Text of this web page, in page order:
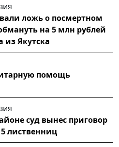
ложь о посмертном
на 5 млн рублей
из Якутска
помощь
суд вынес приговор
лиственниц